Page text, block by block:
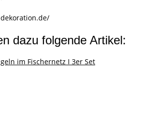
dazu folgende Artikel: